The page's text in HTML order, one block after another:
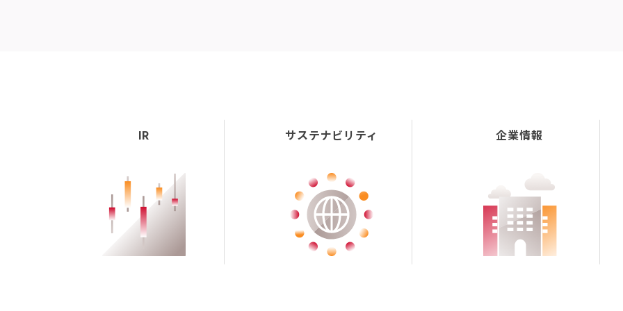
IR サステナビリティ 企業情報